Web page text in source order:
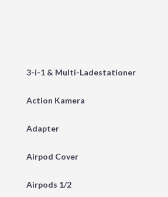
3-i-1 & Multi-Ladestationer
Action Kamera
Adapter
Airpod Cover
Airpods 1/2